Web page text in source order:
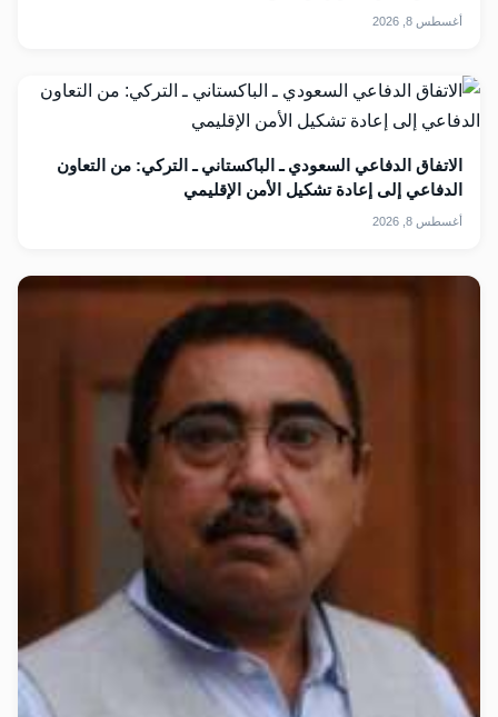
أغسطس 8, 2026
الاتفاق الدفاعي السعودي ـ الباكستاني ـ التركي: من التعاون
الدفاعي إلى إعادة تشكيل الأمن الإقليمي
أغسطس 8, 2026